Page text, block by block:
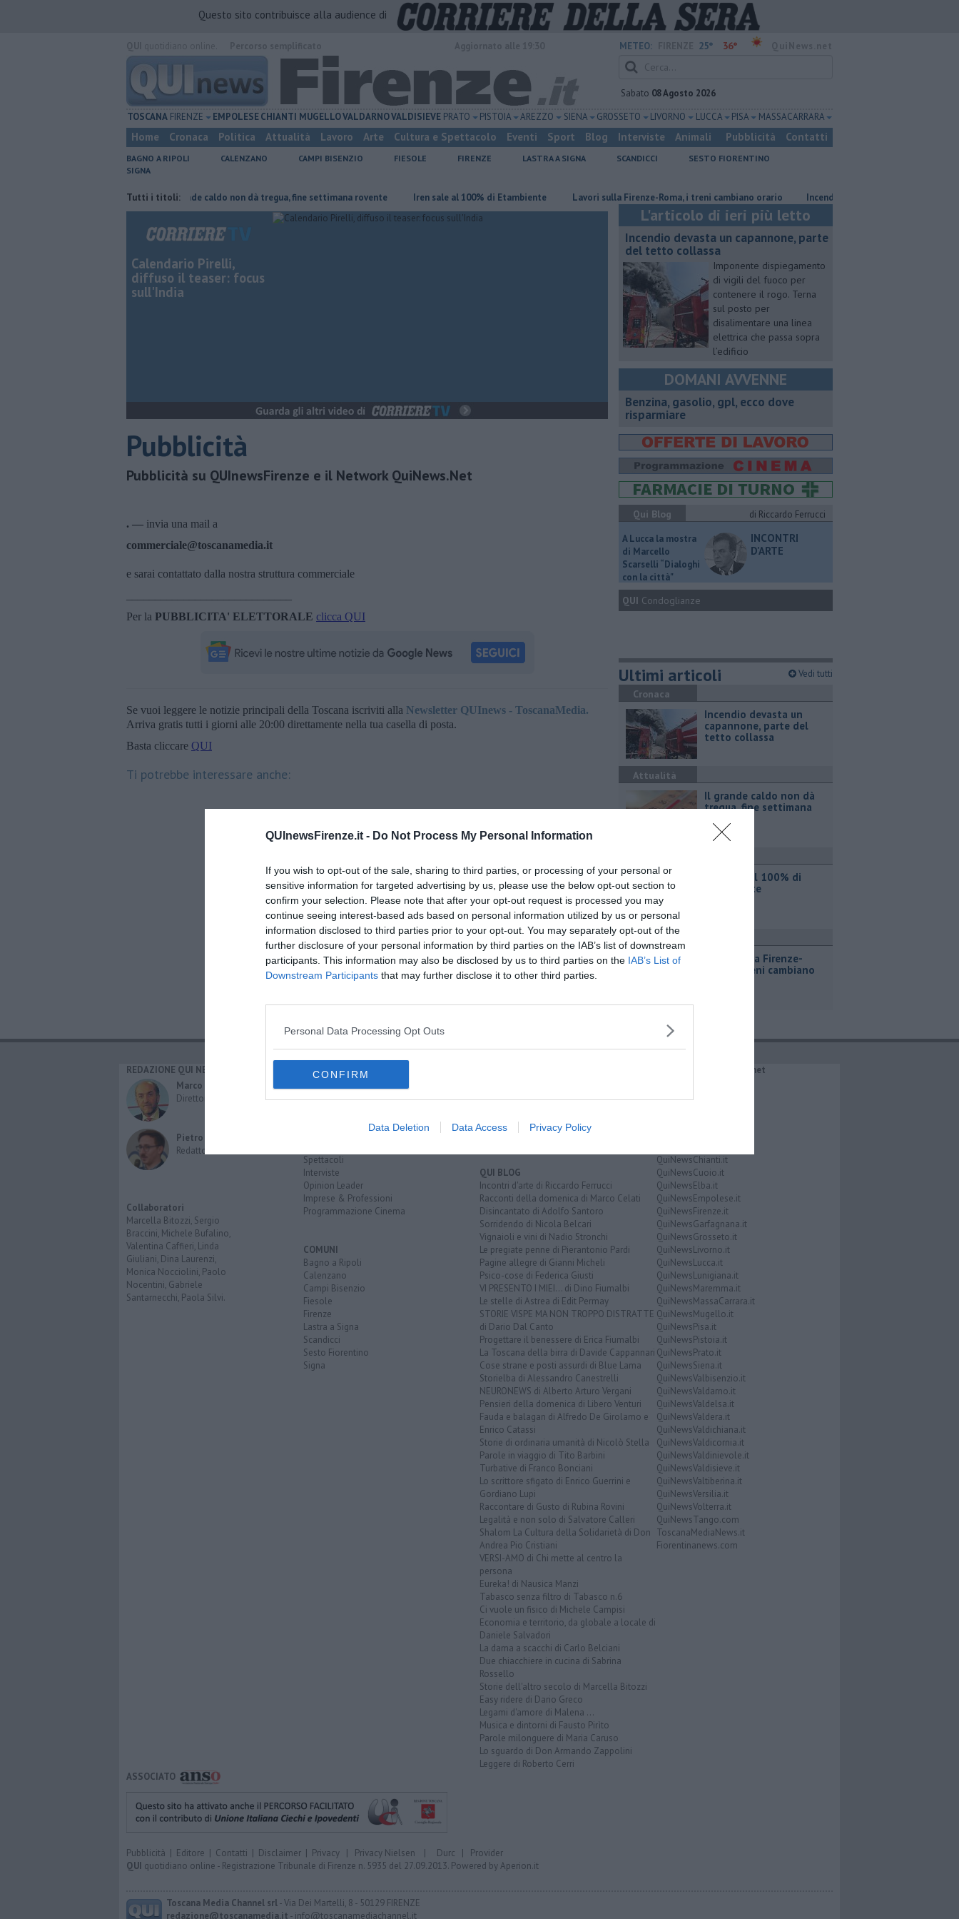
QUInewsFirenze.it - Do Not Process My Personal Information
If you wish to opt-out of the sale, sharing to third parties, or processing of your personal or
sensitive information for targeted advertising by us, please use the below opt-out section to
confirm your selection. Please note that after your opt-out request is processed you may
continue seeing interest-based ads based on personal information utilized by us or personal
information disclosed to third parties prior to your opt-out. You may separately opt-out of the
further disclosure of your personal information by third parties on the IAB’s list of downstream
participants. This information may also be disclosed by us to third parties on the IAB’s List of
Downstream Participants that may further disclose it to other third parties.
Personal Data Processing Opt Outs
CONFIRM
Data Deletion Data Access Privacy Policy
Questo sito contribuisce alla audience di
METEO: 25° 36°
Sabato 08 Agosto 2026
TOSCANA FIRENZE EMPOLESECHIANTI MUGELLOVALDARNOVALDISIEVE PRATO PISTOIA AREZZO SIENA GROSSETO LIVORNO LUCCA PISA MASSA CARRARA
Home Cronaca Politica Attualità Lavoro Arte Cultura e Spettacolo Eventi Sport Blog Interviste Animali Pubblicità Contatti
BAGNO A RIPOLI CALENZANO CAMPI BISENZIO FIESOLE FIRENZE LASTRA A SIGNA SCANDICCI
SESTO FIORENTINO
SIGNA
Tutti i titoli:
Il grande caldo non dà tregua, fine settimana rovente Iren sale al 100% di Etambiente Lavori sulla Firenze-Roma, i treni cambiano orario Incendio devasta un capannone, parte del
Calendario Pirelli,
diffuso il teaser: focus
sull'India
Pubblicità
Pubblicità su QUInewsFirenze e il Network QuiNews.Net
. — invia una mail a
commerciale@toscanamedia.it
e sarai contattato dalla nostra struttura commerciale
Per la PUBBLICITA' ELETTORALE clicca QUI
Se vuoi leggere le notizie principali della Toscana iscriviti alla Newsletter QUInews - ToscanaMedia.
Arriva gratis tutti i giorni alle 20:00 direttamente nella tua casella di posta.
Basta cliccare QUI
Ti potrebbe interessare anche:
L'articolo di ieri più letto
Incendio devasta un capannone, parte
del tetto collassa
Imponente dispiegamento
di vigili del fuoco per
contenere il rogo. Terna
sul posto per
disalimentare una linea
elettrica che passa sopra
l’edificio
DOMANI AVVENNE
​Benzina, gasolio, gpl, ecco dove
risparmiare
Qui Blog
di Riccardo Ferrucci
A Lucca la mostra
di Marcello
Scarselli “Dialoghi
con la città"
INCONTRI
D'ARTE
QUI Condoglianze
Ultimi articoli Vedi tutti
Cronaca
Incendio devasta un
capannone, parte del
tetto collassa
Attualità
Il grande caldo non dà
tregua, fine settimana
Iren sale al 100% di
Etambiente
Attualità
Lavori sulla Firenze-
Roma, i treni cambiano
REDAZIONE QUI NEWS
Marco Migli
Direttore Responsabile
Pietro Mattonai
Redattore
Collaboratori
Marcella Bitozzi, Sergio
Braccini, Michele Bufalino,
Valentina Caffieri, Linda
Giuliani, Dina Laurenzi,
Monica Nocciolini, Paolo
Nocentini, Gabriele
Santarnecchi, Paola Silvi.
CATEGORIE
Spettacoli
Interviste
Opinion Leader
Imprese & Professioni
Programmazione Cinema
COMUNI
Bagno a Ripoli
Calenzano
Campi Bisenzio
Fiesole
Firenze
Lastra a Signa
Scandicci
Sesto Fiorentino
Signa
Archivio Notizie
Persone
QUI BLOG
Incontri d'arte di Riccardo Ferrucci
Racconti della domenica di Marco Celati
Disincantato di Adolfo Santoro
Sorridendo di Nicola Belcari
Vignaioli e vini di Nadio Stronchi
Le pregiate penne di Pierantonio Pardi
Pagine allegre di Gianni Micheli
Psico-cose di Federica Giusti
VI PRESENTO I MIEI... di Dino Fiumalbi
Le stelle di Astrea di Edit Permay
STORIE VISPE MA NON TROPPO DISTRATTE
di Dario Dal Canto
Progettare il benessere di Erica Fiumalbi
La Toscana della birra di Davide Cappannari
Cose strane e posti assurdi di Blue Lama
Storielba di Alessandro Canestrelli
NEURONEWS di Alberto Arturo Vergani
Pensieri della domenica di Libero Venturi
Fauda e balagan di Alfredo De Girolamo e
Enrico Catassi
Storie di ordinaria umanità di Nicolò Stella
Parole in viaggio di Tito Barbini
Turbative di Franco Bonciani
Lo scrittore sfigato di Enrico Guerrini e
Gordiano Lupi
Raccontare di Gusto di Rubina Rovini
Legalità e non solo di Salvatore Calleri
Shalom La Cultura della Solidarietà di Don
Andrea Pio Cristiani
VERSI-AMO di Chi mette al centro la
persona
Eureka! di Nausica Manzi
Tabasco senza filtro di Tabasco n.6
Ci vuole un fisico di Michele Campisi
Economia e territorio, da globale a locale di
Daniele Salvadori
La dama a scacchi di Carlo Belciani
Due chiacchiere in cucina di Sabrina
Rossello
Storie dell'altro secolo di Marcella Bitozzi
Easy ridere di Dario Greco
Legami d'amore di Malena ...
Musica e dintorni di Fausto Pirìto
Parole milonguere di Maria Caruso
Lo sguardo di Don Armando Zappolini
Leggere di Roberto Cerri
IL NETWORK QuiNews.net
QuiNewsChianti.it
QuiNewsCuoio.it
QuiNewsElba.it
QuiNewsEmpolese.it
QuiNewsFirenze.it
QuiNewsGarfagnana.it
QuiNewsGrosseto.it
QuiNewsLivorno.it
QuiNewsLucca.it
QuiNewsLunigiana.it
QuiNewsMaremma.it
QuiNewsMassaCarrara.it
QuiNewsMugello.it
QuiNewsPisa.it
QuiNewsPistoia.it
QuiNewsPrato.it
QuiNewsSiena.it
QuiNewsValbisenzio.it
QuiNewsValdarno.it
QuiNewsValdelsa.it
QuiNewsValdera.it
QuiNewsValdichiana.it
QuiNewsValdicornia.it
QuiNewsValdinievole.it
QuiNewsValdisieve.it
QuiNewsValtiberina.it
QuiNewsVersilia.it
QuiNewsVolterra.it
QuiNewsTango.com
ToscanaMediaNews.it
Fiorentinanews.com
ASSOCIATO
Pubblicità | Editore | Contatti | Disclaimer | Privacy | Privacy Nielsen | Durc | Provider
QUI quotidiano online - Registrazione Tribunale di Firenze n. 5935 del 27.09.2013. Powered byAperion.it
Toscana Media Channel srl- Via Dei Martelli, 8 - 50129 FIRENZE
redazione@toscanamedia.it - info@toscanamediachannel.it